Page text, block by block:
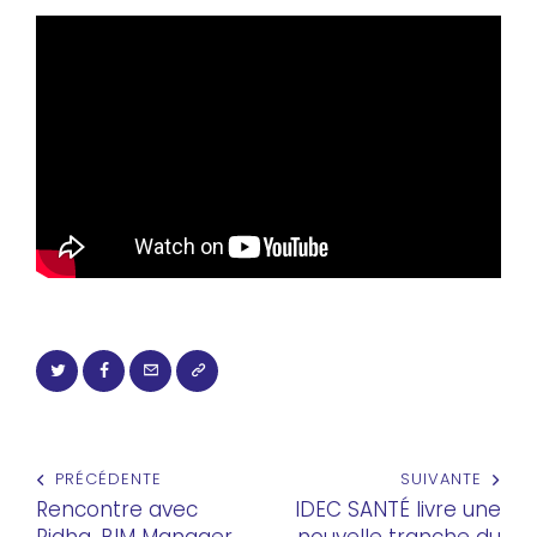
PRÉCÉDENTE
Rencontre avec
SUIVANTE
IDEC SANTÉ livre une